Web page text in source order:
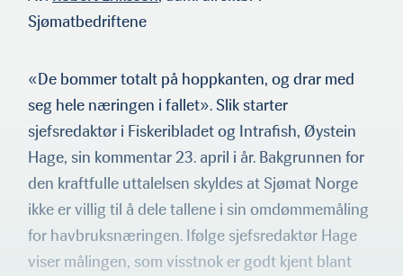
Sjømatbedriftene
«De bommer totalt på hoppkanten, og drar med
seg hele næringen i fallet». Slik starter
sjefsredaktør i Fiskeribladet og Intrafish, Øystein
Hage, sin kommentar 23. april i år. Bakgrunnen for
den kraftfulle uttalelsen skyldes at Sjømat Norge
ikke er villig til å dele tallene i sin omdømmemåling
for havbruksnæringen. Ifølge sjefsredaktør Hage
viser målingen, som visstnok er godt kjent blant